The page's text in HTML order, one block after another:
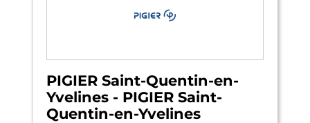
PIGIER Saint-Quentin-en-
Yvelines - PIGIER Saint-
Quentin-en-Yvelines